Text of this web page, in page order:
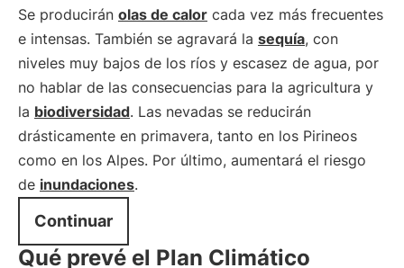
Se producirán olas de calor cada vez más frecuentes
e intensas. También se agravará la sequía, con
niveles muy bajos de los ríos y escasez de agua, por
no hablar de las consecuencias para la agricultura y
la biodiversidad. Las nevadas se reducirán
drásticamente en primavera, tanto en los Pirineos
como en los Alpes. Por último, aumentará el riesgo
de inundaciones.
Continuar
Qué prevé el Plan Climático